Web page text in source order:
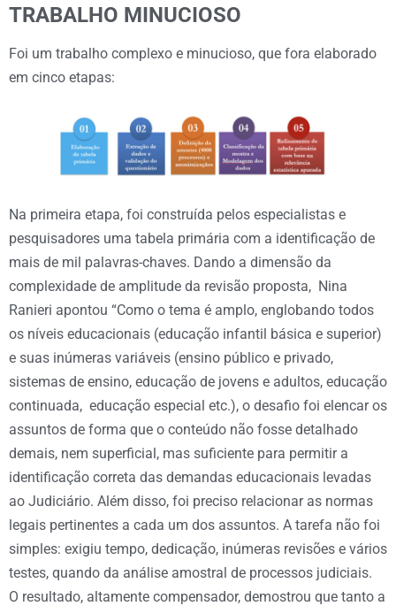
TRABALHO MINUCIOSO
Foi um trabalho complexo e minucioso, que fora elaborado
em cinco etapas:
Na primeira etapa, foi construída pelos especialistas e
pesquisadores uma tabela primária com a identificação de
mais de mil palavras-chaves. Dando a dimensão da
complexidade de amplitude da revisão proposta, Nina
Ranieri apontou “Como o tema é amplo, englobando todos
os níveis educacionais (educação infantil básica e superior)
e suas inúmeras variáveis (ensino público e privado,
sistemas de ensino, educação de jovens e adultos, educação
continuada, educação especial etc.), o desafio foi elencar os
assuntos de forma que o conteúdo não fosse detalhado
demais, nem superficial, mas suficiente para permitir a
identificação correta das demandas educacionais levadas
ao Judiciário. Além disso, foi preciso relacionar as normas
legais pertinentes a cada um dos assuntos. A tarefa não foi
simples: exigiu tempo, dedicação, inúmeras revisões e vários
testes, quando da análise amostral de processos judiciais.
O resultado, altamente compensador, demostrou que tanto a